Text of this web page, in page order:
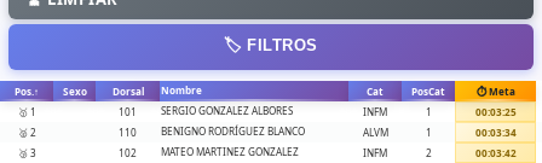
🏷️ FILTROS
Pos. ↑ Sexo Dorsal Nombre Cat PosCat
⏱️ Meta
🥇 1
101 SERGIO GONZALEZ ALBORES INFM 1
00:03:25
🥈 2
110 BENIGNO RODRÍGUEZ BLANCO ALVM 1
00:03:34
🥉 3
102 MATEO MARTINEZ GONZALEZ INFM 2
00:03:42